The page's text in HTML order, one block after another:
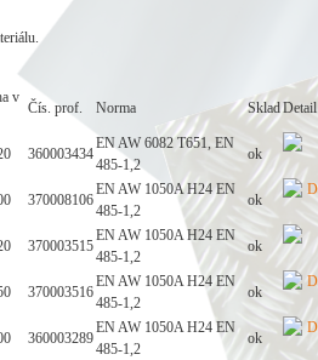
v
Čís. prof. Norma SkladDetail
360003434
EN AW 6082 T651, EN
485-1,2
ok
370008106
EN AW 1050A H24 EN
485-1,2
ok
370003515
EN AW 1050A H24 EN
485-1,2
ok
370003516
EN AW 1050A H24 EN
485-1,2
ok
360003289
EN AW 1050A H24 EN
485-1,2
ok